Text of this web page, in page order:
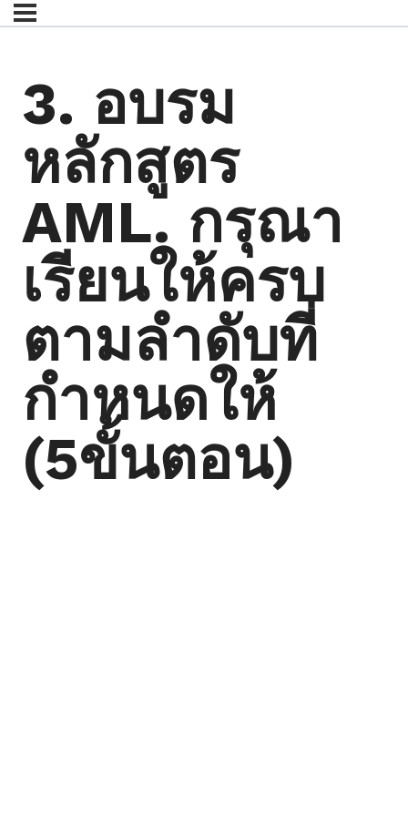
3. อบรม
หลักสูตร
AML. กรุณา
เรียนให้ครบ
ตามลำดับที่
กำหนดให้
(5ขั้นตอน)